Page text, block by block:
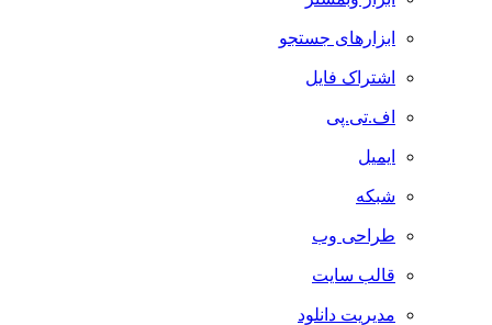
ابزارهای جستجو
اشتراک فایل
اف.تی.پی
ایمیل
شبکه
طراحی وب
قالب سایت
مدیریت دانلود